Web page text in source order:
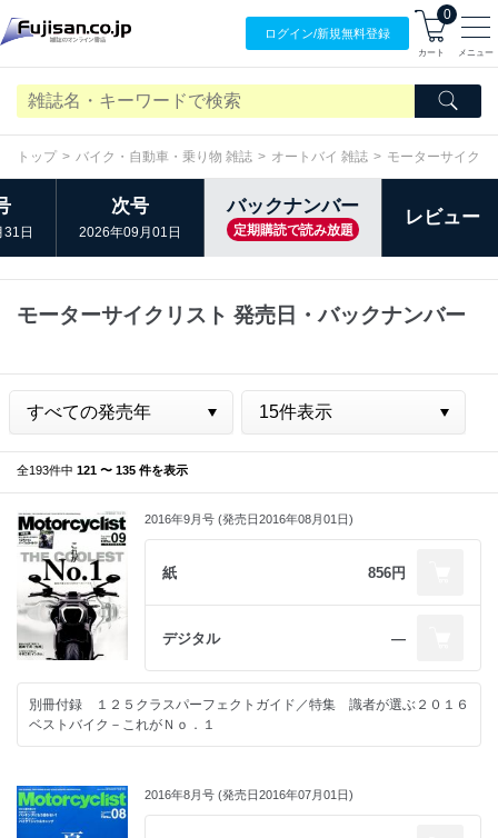
ログイン/新規無料登録
0
カート メニュー
トップ バイク・自動車・乗り物 雑誌 オートバイ 雑誌 モーターサイクリ
31日
次号
2026年09月01日
バックナンバー
定期購読で読み放題
レビュー
モーターサイクリスト 発売日・バックナンバー
全193件中 121 〜 135 件を表示
2016年9月号 (発売日2016年08月01日)
紙 856円
デジタル ―
別冊付録 １２５クラスパーフェクトガイド／特集 識者が選ぶ２０１６
ベストバイク－これがＮｏ．１
2016年8月号 (発売日2016年07月01日)